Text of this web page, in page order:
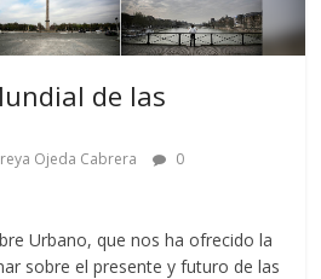
de las
Ojeda Cabrera
0
Urbano, que nos ha ofrecido la
sobre el presente y futuro de las